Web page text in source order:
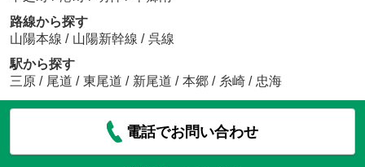
路線から探す
山陽本線 / 山陽新幹線 / 呉線
駅から探す
三原 / 尾道 / 東尾道 / 新尾道 / 本郷 / 糸崎 / 忠海
電話でお問い合わせ